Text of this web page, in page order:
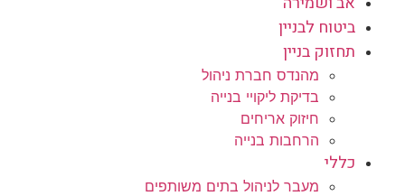
ביטוח לבניין
תחזוק בניין
מהנדס חברת ניהול
בדיקת ליקויי בנייה
חיזוק אריחים
הרחבות בנייה
כללי
מעבר לניהול בתים משותפים